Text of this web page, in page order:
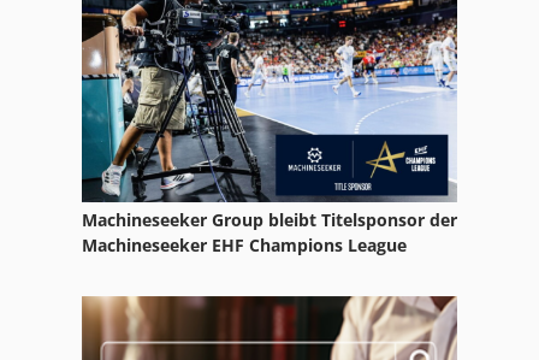
Cnc Bohrwerk
Cnc Drechselmaschine
Cnc Drehautomat
Cnc Drehmaschine
Cnc Graviermaschine
Cnc Morbidelli
Machineseeker Group bleibt Titelsponsor der
Machineseeker EHF Champions League